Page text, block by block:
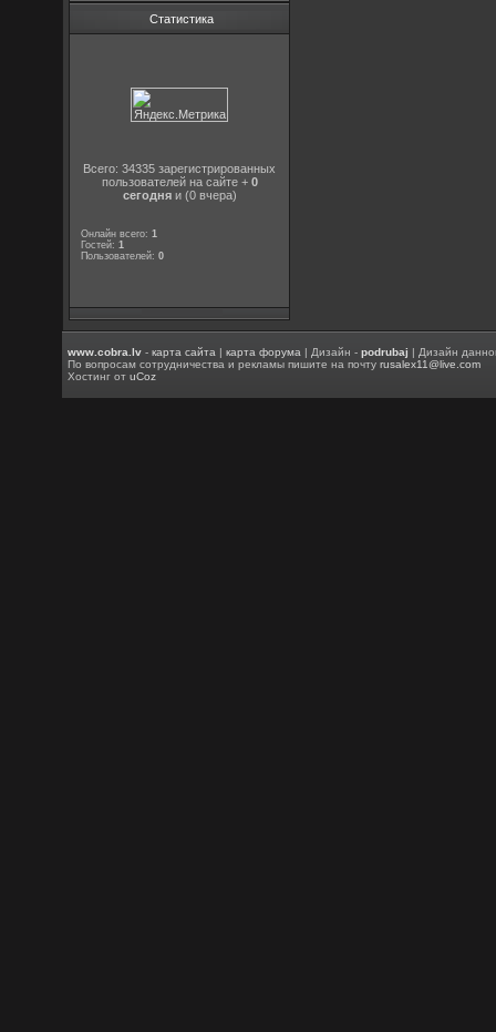
Статистика
Всего: 34335 зарегистрированных
пользователей на сайте + 0
сегодняи (0 вчера)
Онлайн всего:1
Гостей:1
Пользователей:0
www.cobra.lv -карта сайта |карта форума | Дизайн -podrubaj | Дизайн
По вопросам сотрудничества и рекламы пишите на почтуrusalex11@live.com
Хостинг отuCoz